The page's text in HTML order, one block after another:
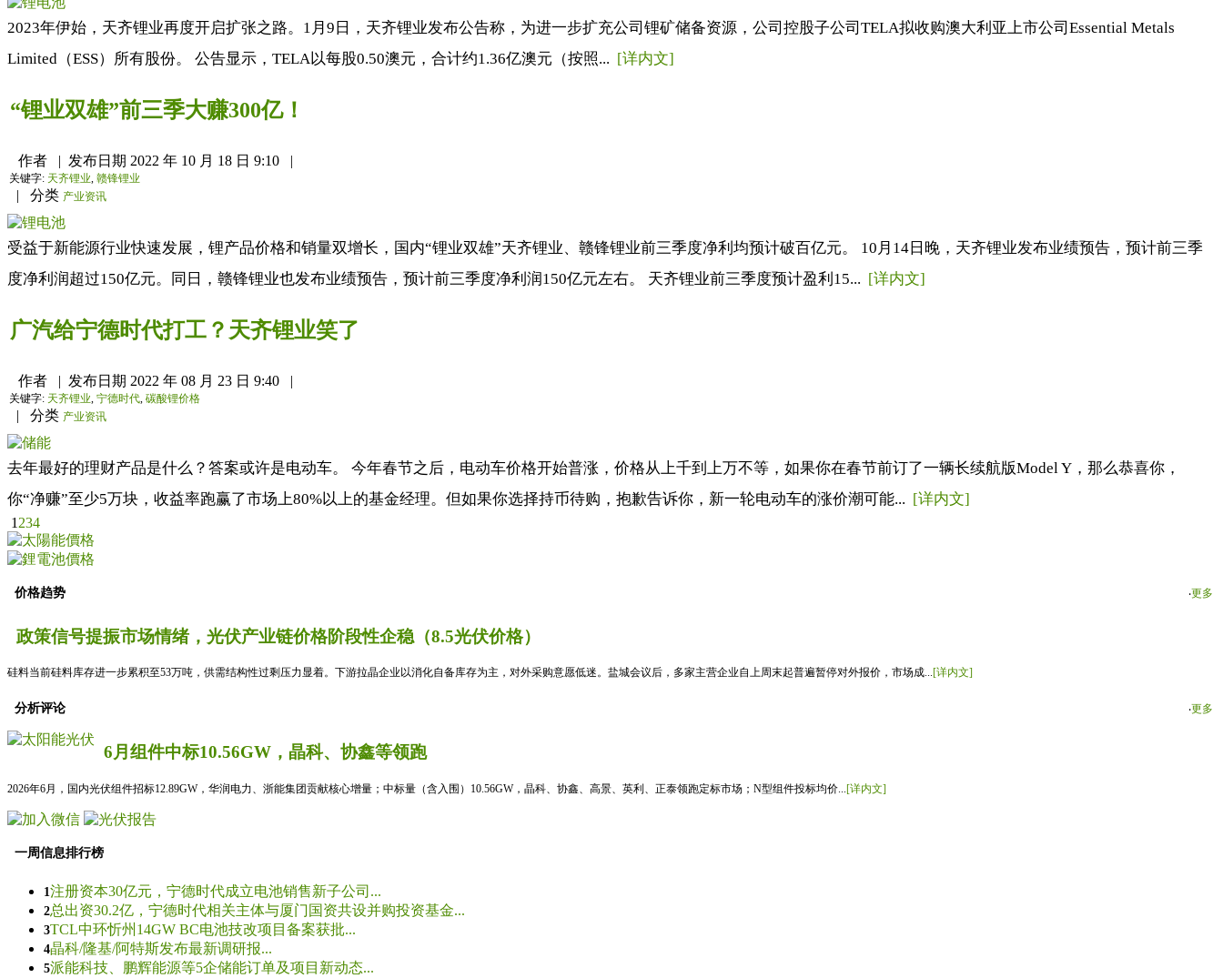
2023年伊始，天齐锂业再度开启扩张之路。1月9日，天齐锂业发布公告称，为进一步扩充公司锂矿储备资源，公司控股子公司TELA拟收购澳大利亚上市公司Essential Metals
Limited（ESS）所有股份。 公告显示，TELA以每股0.50澳元，合计约1.36亿澳元（按照... [详内文]
“锂业双雄”前三季大赚300亿！
作者 | 发布日期 2022 年 10 月 18 日 9:10 |
关键字: 天齐锂业, 赣锋锂业
| 分类 产业资讯
受益于新能源行业快速发展，锂产品价格和销量双增长，国内“锂业双雄”天齐锂业、赣锋锂业前三季度净利均预计破百亿元。 10月14日晚，天齐锂业发布业绩预告，预计前三季
度净利润超过150亿元。同日，赣锋锂业也发布业绩预告，预计前三季度净利润150亿元左右。 天齐锂业前三季度预计盈利15... [详内文]
广汽给宁德时代打工？天齐锂业笑了
作者 | 发布日期 2022 年 08 月 23 日 9:40 |
关键字: 天齐锂业, 宁德时代, 碳酸锂价格
| 分类 产业资讯
去年最好的理财产品是什么？答案或许是电动车。 今年春节之后，电动车价格开始普涨，价格从上千到上万不等，如果你在春节前订了一辆长续航版Model Y，那么恭喜你，
你“净赚”至少5万块，收益率跑赢了市场上80%以上的基金经理。但如果你选择持币待购，抱歉告诉你，新一轮电动车的涨价潮可能... [详内文]
1 234
价格趋势 ‧更多
政策信号提振市场情绪，光伏产业链价格阶段性企稳（8.5光伏价格）
硅料当前硅料库存进一步累积至53万吨，供需结构性过剩压力显着。下游拉晶企业以消化自备库存为主，对外采购意愿低迷。盐城会议后，多家主营企业自上周末起普遍暂停对外报价，市场成...[详内文]
分析评论 ‧更多
6月组件中标10.56GW，晶科、协鑫等领跑
2026年6月，国内光伏组件招标12.89GW，华润电力、浙能集团贡献核心增量；中标量（含入围）10.56GW，晶科、协鑫、高景、英利、正泰领跑定标市场；N型组件投标均价... [详内文]
一周信息排行榜
1注册资本30亿元，宁德时代成立电池销售新子公司...
2总出资30.2亿，宁德时代相关主体与厦门国资共设并购投资基金...
3TCL中环忻州14GW BC电池技改项目备案获批...
4晶科/隆基/阿特斯发布最新调研报...
5派能科技、鹏辉能源等5企储能订单及项目新动态...